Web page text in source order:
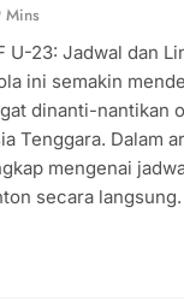
Mins
U-23: Jadwal dan
ini semakin
dinanti-nantikan
Tenggara. Dalam
mengenai
secara